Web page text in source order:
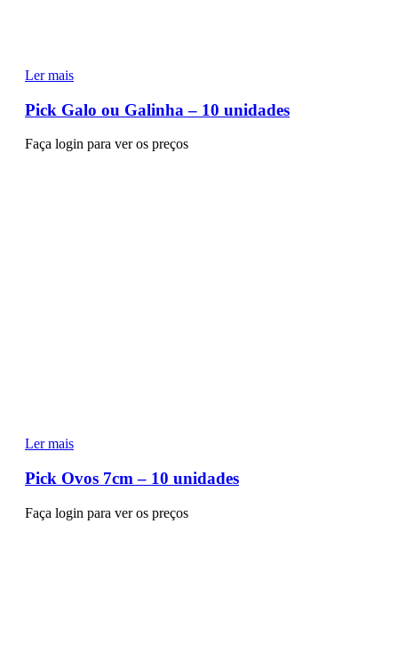
Ler mais
Pick Galo ou Galinha – 10 unidades
Faça login para ver os preços
Ler mais
Pick Ovos 7cm – 10 unidades
Faça login para ver os preços